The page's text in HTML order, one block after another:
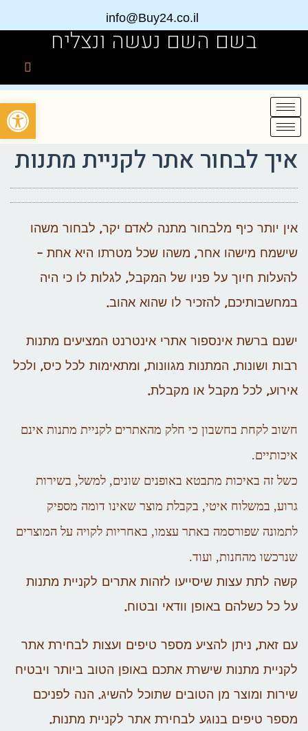
info@Buy24.co.il
בשם השם נעשה ונצליח
איך לבחור אתר לקניית מתנות
אין יותר כיף מלבחור מתנה לאדם יקר, לבחור משהו
שישמח מישהו אחר, משהו שכל מטרתו היא אחת –
להעלות חיוך על פניו של המקבל, לגלות לו כי היה
במחשבותיכם, להזכיר לו שהוא אהוב.
ישנם ברשת אינספור אתרי אינטרנט המציעים מתנות
רבות ושונות. המתנות מגוונות, ומתאימות לכל כיס, ולכל
אירוע, לכל מקבל או מקבלת.
חשוב לקחת בחשבון כי חלק מהאתרים לקניית מתנות אינם
איכותיים.
כשל זה באיכות מתבטא באופנים שונים, למשל, בשירות
גרוע, במשלוח איטי, בקבלת מוצר שאינו דומה מספיק
לתמונה שפורסמה באתר עצמו, באחריות לקויה על המוצרים
שנרכשו מהחנות, ועוד.
קשה לתת עצות שיסייעו לזהות אתרים לקניית מתנות
על כל כשלהם באופן וודאי ובטוח.
עם זאת, ניתן להציע מספר טיפים ועצות לבחירת אתר
לקניית מתנות שישרת אתכם באופן הטוב ביותר ויבטיח
שירות ומוצר מן הטובים שתוכל להשיג. הנה לפניכם
מספר טיפים בנוגע לבחירת אתר לקניית מתנות.